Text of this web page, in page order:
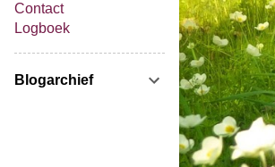
Contact
Logboek
Blogarchief